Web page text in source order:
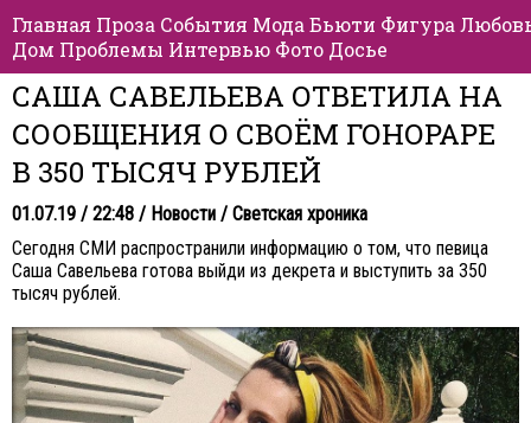
Главная Проза События Мода Бьюти Фигура
Дом Проблемы Интервью Фото Досье
САША САВЕЛЬЕВА ОТВЕТИЛА НА
СООБЩЕНИЯ О СВОЁМ ГОНОРАРЕ
В 350 ТЫСЯЧ РУБЛЕЙ
01.07.19 / 22:48 / Новости / Светская хроника
Сегодня СМИ распространили информацию о том, что певица
Саша Савельева готова выйди из декрета и выступить за 350
тысяч рублей.